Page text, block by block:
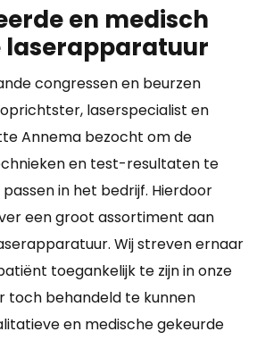
en medisch
laserapparatuur
congressen en beurzen
laserspecialist en
Annema bezocht om de
en test-resultaten te
in het bedrijf. Hierdoor
een groot assortiment aan
Wij streven ernaar
toegankelijk te zijn in onze
toch behandeld te kunnen
en medische gekeurde